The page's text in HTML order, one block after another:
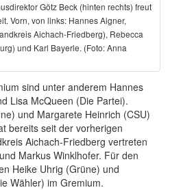
Götz Beck (hinten rechts) freut
Vorn, von links: Hannes Aigner,
Aichach-Friedberg), Rebecca
und Karl Bayerle. (Foto: Anna
sind unter anderem Hannes
Lisa McQueen (Die Partei).
und Margarete Heinrich (CSU)
bereits seit der vorherigen
Aichach-Friedberg vertreten
Markus Winklhofer. Für den
Heike Uhrig (Grüne) und
Wähler) im Gremium.